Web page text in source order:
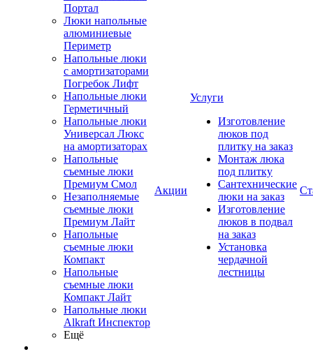
Портал
Люки напольные
алюминиевые
Периметр
Напольные люки
с амортизаторами
Погребок Лифт
Напольные люки
Герметичный
Напольные люки
Универсал Люкс
на амортизаторах
Напольные
съемные люки
Премиум Смол
Незаполняемые
съемные люки
Премиум Лайт
Напольные
съемные люки
Компакт
Напольные
съемные люки
Компакт Лайт
Напольные люки
Alkraft Инспектор
Ещё
Акции
Услуги
Изготовление
люков под
плитку на заказ
Монтаж люка
под плитку
Сантехнические
люки на заказ
Изготовление
люков в подвал
на заказ
Установка
чердачной
лестницы